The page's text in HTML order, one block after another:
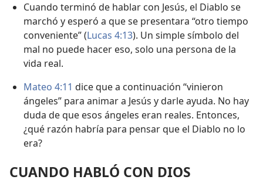
Cuando terminó de hablar con Jesús, el Diablo se
marchó y esperó a que se presentara “otro tiempo
conveniente” (Lucas 4:13). Un simple símbolo del
mal no puede hacer eso, solo una persona de la
vida real.
Mateo 4:11 dice que a continuación “vinieron
ángeles” para animar a Jesús y darle ayuda. No hay
duda de que esos ángeles eran reales. Entonces,
¿qué razón habría para pensar que el Diablo no lo
era?
CUANDO HABLÓ CON DIOS